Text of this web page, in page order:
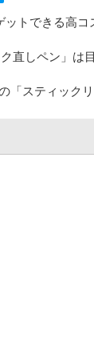
ットできる高
ク直しペン」
「スティック